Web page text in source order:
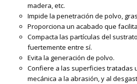
madera, etc.
Impide la penetración de polvo,
Proporciona un acabado que
Compacta las partículas del
fuertemente entre sí.
Evita la generación de polvo.
Confiere a las superficies tratadas
mecánica a la abrasión, y al